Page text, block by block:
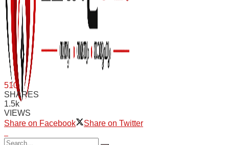
510
SHARES
1.5k
VIEWS
Share on Facebook
Share on Twitter